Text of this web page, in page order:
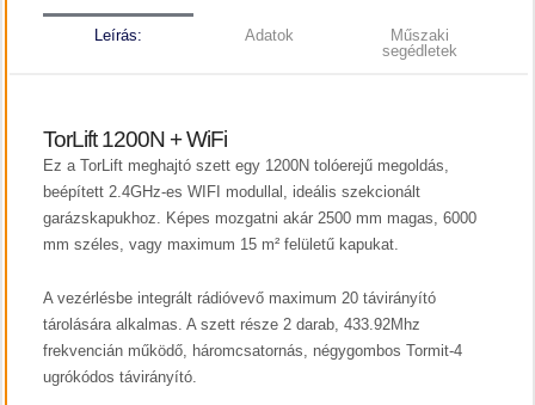
Leírás: Adatok
Műszaki
segédletek
TorLift 1200N + WiFi
Ez a TorLift meghajtó szett egy 1200N tolóerejű megoldás,
beépített 2.4GHz-es WIFI modullal, ideális szekcionált
garázskapukhoz. Képes mozgatni akár 2500 mm magas, 6000
mm széles, vagy maximum 15 m² felületű kapukat.
A vezérlésbe integrált rádióvevő maximum 20 távirányító
tárolására alkalmas. A szett része 2 darab, 433.92Mhz
frekvencián működő, háromcsatornás, négygombos Tormit-4
ugrókódos távirányító.